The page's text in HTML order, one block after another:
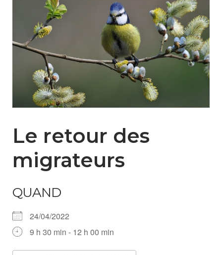
Le retour des
migrateurs
QUAND
24/04/2022
9 h 30 min - 12 h 00 min